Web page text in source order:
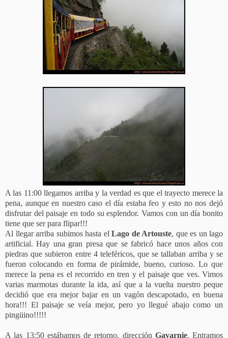
A las 11:00 llegamos arriba y la verdad es que el trayecto merece la
pena, aunque en nuestro caso el día estaba feo y esto no nos dejó
disfrutar del paisaje en todo su esplendor. Vamos con un día bonito
tiene que ser para flipar!!!
Al llegar arriba subimos hasta el Lago de Artouste, que es un lago
artificial. Hay una gran presa que se fabricó hace unos años con
piedras que subieron entre 4 teleféricos, que se tallaban arriba y se
fueron colocando en forma de pirámide, bueno, curioso. Lo que
merece la pena es el recorrido en tren y el paisaje que ves. Vimos
varias marmotas durante la ida, así que a la vuelta nuestro peque
decidió que era mejor bajar en un vagón descapotado, en buena
hora!!! El paisaje se veía mejor, pero yo llegué abajo como un
pingüino!!!!!
A las 13:50 estábamos de retorno, dirección Gavarnie. Entramos